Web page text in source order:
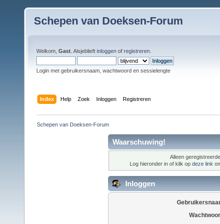
Schepen van Doeksen-Forum
Welkom, Gast . Alsjeblieft inloggen of registreren
Login met gebruikersnaam, wachtwoord en sessielengte
Index Help Zoek Inloggen Registreren
Schepen van Doeksen-Forum
Waarschuwing!
Alleen
Log hieronder in of klik op deze link
Inloggen